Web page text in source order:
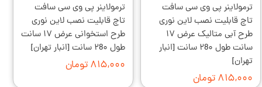
ترمولاینر پی وی سی سافت
تاچ قابلیت نصب لاین نوری
طرح آبی متالیک عرض ۱۷
سانت طول ۲8۰ سانت [انبار
تهران]
۸۱۵,۰۰۰ تومان
ترمولاینر پی وی سی سافت
تاچ قابلیت نصب لاین نوری
طرح استخوانی عرض ۱۷ سانت
طول ۲8۰ سانت [انبار تهران]
۸۱۵,۰۰۰ تومان